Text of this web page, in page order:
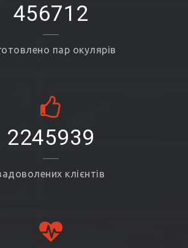
456712
пар окулярів
2245939
клієнтів